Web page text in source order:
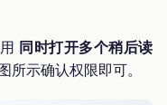
同时打开多个稍后读
示确认权限即可。